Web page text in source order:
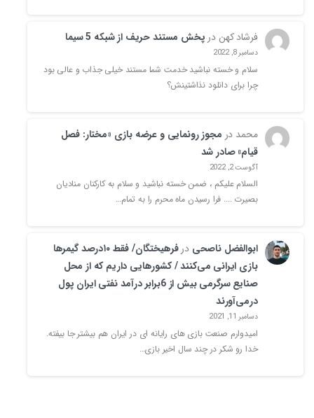
فرشاد کهن در پخش مستند حریف از شبکه 5 سیما
دسامبر 8, 2022
سلام و خسته نباشید خدمت شما مستند خیلی جذاب و عالی بود
چرا برای دانلود نذاشتینش؟
محمد در مجوز رونمایی و عرضه بازی «مختار: فصل
قیام» صادر شد
آگوست 2, 2022
السلام علیکم ، ضمن خسته نباشید و سلام به کارکنان منادیان
بصیرت .... فرا رسیدن ماه محرم را به تمام…
ابوالفضل ناصحی در
فرهیختگان/ فقط ۱۰درصد گیمرها
بازی ایرانی می‌کنند / کشورهایی داریم که از محل
صنایع سرگرمی بیش از 6برابر درآمد نفتی ایران پول
درمی‌آورند
دسامبر 11, 2021
امیدوارم صنعت بازی های رایانه ای در ایران هم بیشتر جا بیفته.
خدا رو شکر در چند سال اخیر بازی…